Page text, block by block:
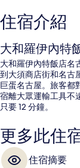
住宿介紹
大和羅伊內特
大和羅伊內特飯店名
到大須商店街和名古
巨蛋名古屋。旅客都
宿離大眾運輸工具不
只要 12 分鐘。
更多此住
住宿摘要